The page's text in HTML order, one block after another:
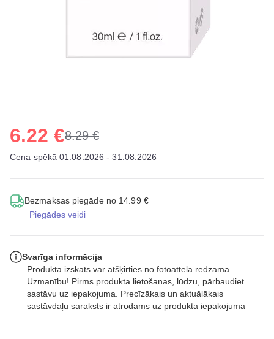
6.22 €8.29 €
Cena spēkā 01.08.2026 - 31.08.2026
Bezmaksas piegāde no 14.99 €
Piegādes veidi
Svarīga informācija
Produkta izskats var atšķirties no fotoattēlā redzamā.
Uzmanību! Pirms produkta lietošanas, lūdzu, pārbaudiet
sastāvu uz iepakojuma. Precīzākais un aktuālākais
sastāvdaļu saraksts ir atrodams uz produkta iepakojuma